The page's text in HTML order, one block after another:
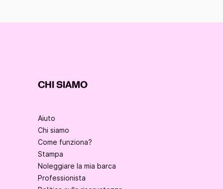
CHI SIAMO
Aiuto
Chi siamo
Come funziona?
Stampa
Noleggiare la mia barca
Professionista